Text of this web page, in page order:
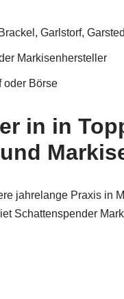
Garlstorf,
Markisenhersteller
oder Börse
in in
jahrelange Praxis
Schattenspender